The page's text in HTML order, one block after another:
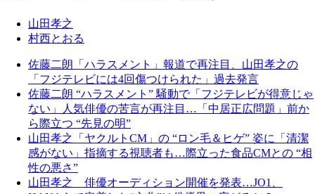
山田孝之
村西とおる
佐藤二朗「ハラスメント」報道で再注目、山田孝之の
「フジテレビには4回傷つけられた」過去発言
佐藤二朗 “ハラスメント” 騒動で「フジテレビが得意じゃ
ない」人気俳優の苦言が再注目…「中居正広問題」前か
ら際立つ “先見の明”
山田孝之「ヤクルトCM」の “ロン毛＆ヒゲ” 姿に「清潔
感がない」指摘する視聴者も…際立った食品CMとの “相
性の悪さ”
山田孝之 俳優オーディション開催を発表…JO1、